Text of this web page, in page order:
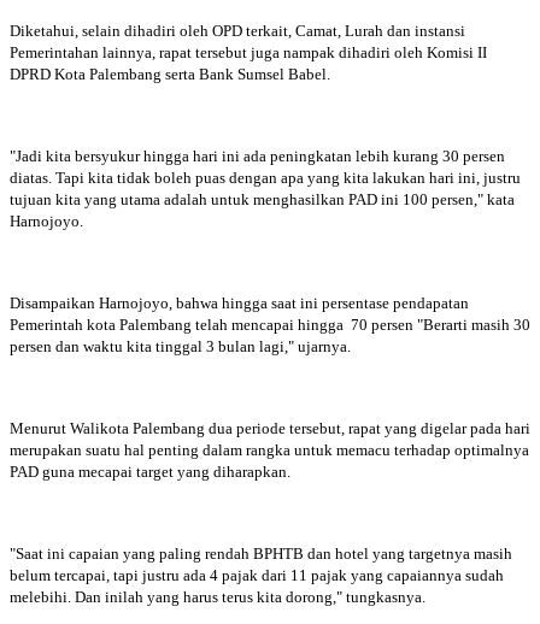
Diketahui, selain dihadiri oleh OPD terkait, Camat, Lurah dan instansi
Pemerintahan lainnya, rapat tersebut juga nampak dihadiri oleh Komisi II
DPRD Kota Palembang serta Bank Sumsel Babel.
"Jadi kita bersyukur hingga hari ini ada peningkatan lebih kurang 30 persen
diatas. Tapi kita tidak boleh puas dengan apa yang kita lakukan hari ini, justru
tujuan kita yang utama adalah untuk menghasilkan PAD ini 100 persen," kata
Harnojoyo.
Disampaikan Harnojoyo, bahwa hingga saat ini persentase pendapatan
Pemerintah kota Palembang telah mencapai hingga 70 persen "Berarti masih 30
persen dan waktu kita tinggal 3 bulan lagi," ujarnya.
Menurut Walikota Palembang dua periode tersebut, rapat yang digelar pada hari
merupakan suatu hal penting dalam rangka untuk memacu terhadap optimalnya
PAD guna mecapai target yang diharapkan.
"Saat ini capaian yang paling rendah BPHTB dan hotel yang targetnya masih
belum tercapai, tapi justru ada 4 pajak dari 11 pajak yang capaiannya sudah
melebihi. Dan inilah yang harus terus kita dorong," tungkasnya.